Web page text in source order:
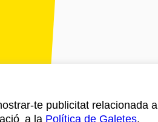
te publicitat relacionada
a la Política de Galetes.